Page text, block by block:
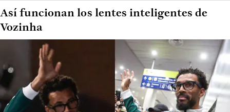
Así funcionan los lentes inteligentes de
Vozinha